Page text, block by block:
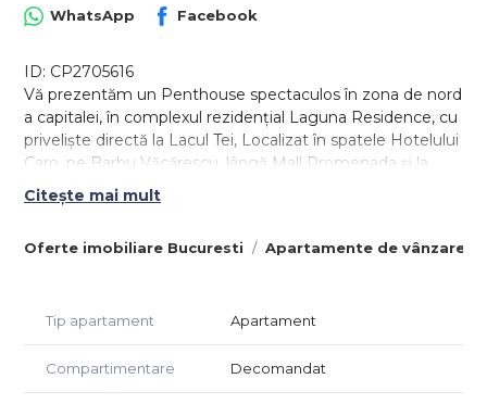
Oferte imobiliare Bucuresti Apartamente de vânzare
WhatsApp Facebook
ID: CP2705616
Vă prezentăm un Penthouse spectaculos în zona de nord
a capitalei, în complexul rezidențial Laguna Residence, cu
priveliște directă la Lacul Tei, Localizat în spatele Hotelului
Caro, pe Barbu Văcărescu, lângă Mall Promenada și la
câțiva pași de stațiile de metrou Pipera și Aurel Vlaicu,
acest apartament de tip penthouse redefinește luxul
Terasă : 165 mp + 2 balcoane (10 mp)
2 locuri de parcare subterană (35 mp)
Total: 473 mp utili | 540 mp construiți
Citește mai mult
Tip apartament Apartament
Compartimentare Decomandat